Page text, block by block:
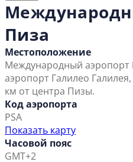
Пиза
Местоположение
Международный аэропорт
аэропорт Галилео
км от центра Пизы.
Код аэропорта
PSA
Показать карту
Часовой пояс
GMT+2